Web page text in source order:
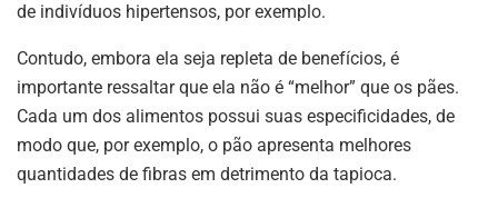
de indivíduos hipertensos, por exemplo.
Contudo, embora ela seja repleta de benefícios, é
importante ressaltar que ela não é “melhor” que os pães.
Cada um dos alimentos possui suas especificidades, de
modo que, por exemplo, o pão apresenta melhores
quantidades de fibras em detrimento da tapioca.